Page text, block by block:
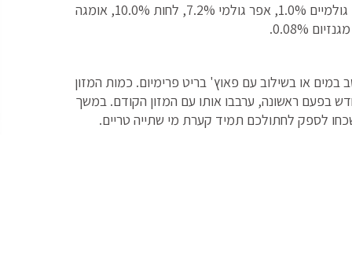
הרכב תזונתי: חלבון גולמי ‎34.0%, תכולת שומן ‎18.0%, סיבים גולמיים ‎1.0%, אפר גולמי ‎7.2%, לחות ‎10.0%, אומגה
או בשילוב עם פאוץ' בריט פרימיום. כמות המזון
בפעם ראשונה, ערבבו אותו עם המזון הקודם. במשך